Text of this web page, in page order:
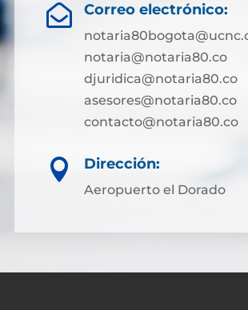
 Correo electrónico:
notaria@notaria80.co
djuridica@notaria80.co
asesores@notaria80.co
contacto@notaria80.co ​
 Dirección:
Aeropuerto el Dorado